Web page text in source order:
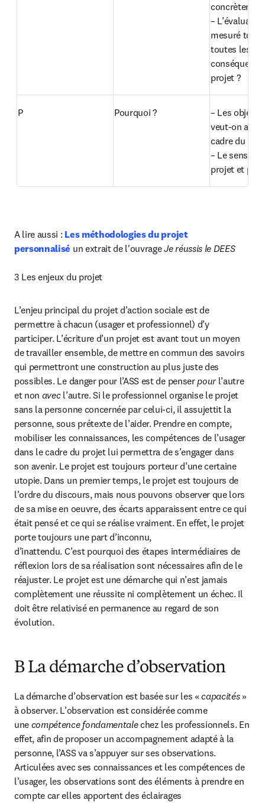
–
mesuré tous
toutes les
projet ?
P Pourquoi ?
– Les
veut-on aller
cadre du
– Le sens :
projet et pas
A lire aussi : Les méthodologies du projet
personnalisé un extrait de l'ouvrage Je réussis le DEES
3 Les enjeux du projet
L’enjeu principal du projet d’action sociale est de
permettre à chacun (usager et professionnel) d’y
participer. L’écriture d’un projet est avant tout un moyen
de travailler ensemble, de mettre en commun des savoirs
qui permettront une construction au plus juste des
possibles. Le danger pour l’ASS est de penser pour l’autre
et non avec l’autre. Si le professionnel organise le projet
sans la personne concernée par celui-ci, il assujettit la
personne, sous prétexte de l’aider. Prendre en compte,
mobiliser les connaissances, les compétences de l’usager
dans le cadre du projet lui permettra de s’engager dans
son avenir. Le projet est toujours porteur d’une certaine
utopie. Dans un premier temps, le projet est toujours de
l’ordre du discours, mais nous pouvons observer que lors
de sa mise en oeuvre, des écarts apparaissent entre ce qui
était pensé et ce qui se réalise vraiment. En effet, le projet
porte toujours une part d’inconnu,
d’inattendu. C’est pourquoi des étapes intermédiaires de
réflexion lors de sa réalisation sont nécessaires afin de le
réajuster. Le projet est une démarche qui n’est jamais
complètement une réussite ni complètement un échec. Il
doit être relativisé en permanence au regard de son
évolution.
B La démarche d’observation
La démarche d’observation est basée sur les « capacités »
à observer. L’observation est considérée comme
une compétence fondamentale chez les professionnels. En
effet, afin de proposer un accompagnement adapté à la
personne, l’ASS va s’appuyer sur ses observations.
Articulées avec ses connaissances et les compétences de
l’usager, les observations sont des éléments à prendre en
compte car elles apportent des éclairages